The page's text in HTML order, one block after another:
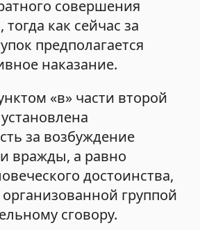
совершения
как сейчас за
предполагается
наказание.
«в» части второй
за возбуждение
вражды, а равно
достоинства,
группой
сговору.